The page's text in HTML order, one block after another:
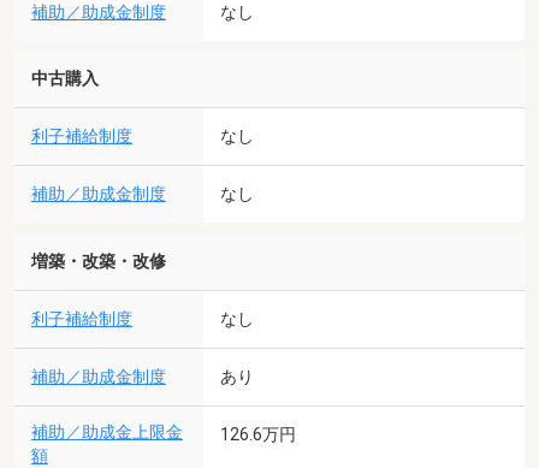
補助／助成金制度 なし
中古購入
利子補給制度 なし
補助／助成金制度 なし
増築・改築・改修
利子補給制度 なし
補助／助成金制度 あり
補助／助成金上限金
額
126.6万円